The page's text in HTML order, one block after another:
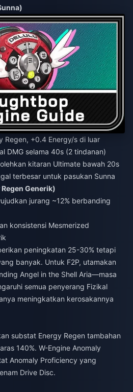
Regen, +0.4 Energy/s di luar
DMG selama 40s (2 tindanan)
kitaran Ultimate bawah 20s
terbesar untuk pasukan Sunna
Generik)
jurang ~12% berbanding
konsistensi Mesmerized
peningkatan 25-30% tetapi
banyak. Untuk F2P, utamakan
Angel in the Shell Aria—masa
semua penyerang Fizikal
meningkatkan kerosakannya
substat Energy Regen tambahan
140%. W-Engine Anomaly
Anomaly Proficiency yang
Drive Disc.